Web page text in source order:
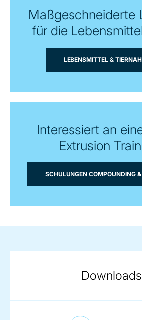
Maßgeschneiderte
für die
LEBENSMITTEL &
Interessiert an
Extrusion
SCHULUNGEN COMPOUNDING
Downloads